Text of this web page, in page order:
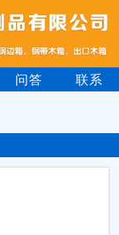
问答 联系